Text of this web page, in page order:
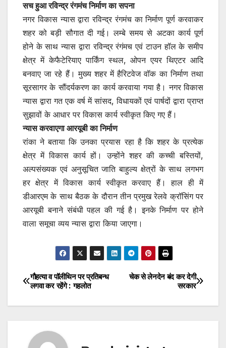
सच हुआ रविन्द्र रंगमंच निर्माण का सपना
नगर विकास न्यास द्वारा रविन्द्र रंगमंच का निर्माण पूर्ण करवाकर
शहर को बड़ी सौगात दी गई। लम्बे समय से अटका कार्य पूर्ण
होने के साथ न्यास द्वारा रविन्द्र रंगंमच एवं टाउन हॉल के समीप
क्षेत्र में केफैटेरियाए पार्किंग स्थल, ओपन एयर थिएटर आदि
बनवाए जा रहे हैं। मुख्य शहर में हैरिटवेज वॉक का निर्माण तथा
सूरसागर के सौंदर्यकरण का कार्य करवाया गया है। नगर विकास
न्यास द्वारा गत एक वर्ष में सांसद, विधायकों एवं पार्षदों द्वारा प्राप्त
सुझावों के आधार पर विकास कार्य स्वीकृत किए गए हैं।
न्यास करवाएगा आरयूबी का निर्माण
रांका ने बताया कि उनका प्रयास रहा है कि शहर के प्रत्येक
क्षेत्र में विकास कार्य हों। उन्होंने शहर की कच्ची बस्तियों,
अल्पसंख्यक एवं अनुसूचित जाति बाहुल्य क्षेत्रों के साथ लगभग
हर क्षेत्र में विकास कार्य स्वीकृत करवाए हैं। हाल ही में
डीआरएम के साथ बैठक के दौरान तीन प्रमुख रेलवे क्रॉसिंग पर
आरयूबी बनाने संबंधी पहल की गई है। इनके निर्माण पर होने
वाला समूचा व्यय न्यास द्वारा किया जाएगा।
Post
navigation
चेक से लेनदेन बंद कर देगी
सरकार
गौहत्या व पॉलीथिन पर प्रतिबन्ध
लगवा कर रहेंगे : गहलोत